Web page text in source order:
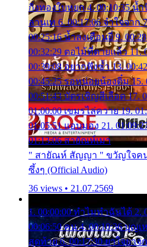
กิ่งทองใบหยก 4. 00:10:35 น้
ลานเท 6. 00:17:06 จำใจจาก
00:25:16 น้ำลงเดือนยี่ 9.
00:32:29 ตอไม้ที่ตายแล้ว 11.
00:39:08 อยากฟังซ้ำ 13.
00:45:25 รอหน่อยน้องติ๋ม 15.
00:51:43 บัตรเชิญสีเลือด 17.
01:00:00 เขมรไล่ควาย 19.
01:05:51 แอบมอง 21.
01:13:06 สายัณห์เมา
" สายัณห์ สัญญา " ขวัญใจคน
ซึ้งๆ (Official Audio)
36 views • 21.07.2569
1. 00:00:00 ทำไมทำฉันได้ 2.
00:06:50 คน 4. 00:10:36 บุญ
สุดท้าย 6. 00:17:30 ยาใจยาจ